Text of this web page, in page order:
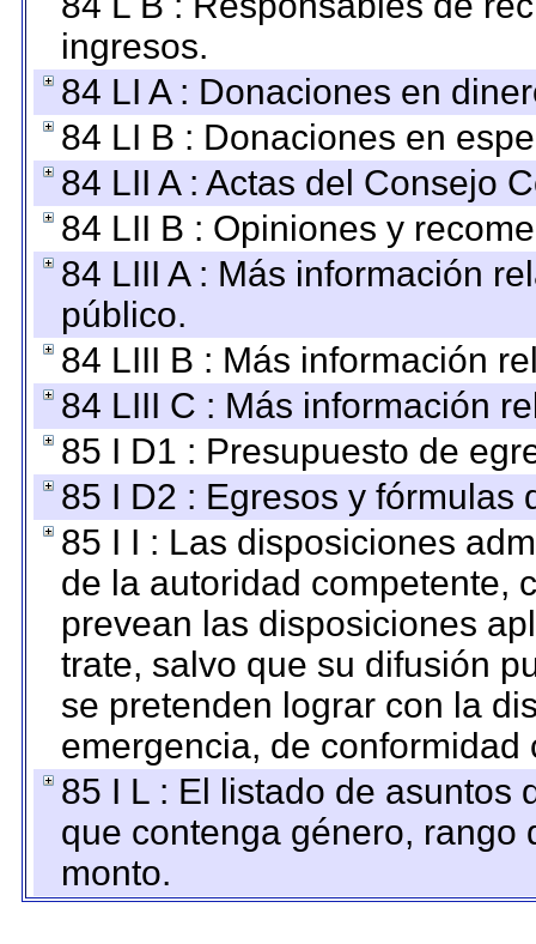
ingresos.
84 LI A : Donaciones en
84 LI B : Donaciones en
84 LII A : Actas del Consejo
84 LII B : Opiniones y
84 LIII A : Más información
público.
84 LIII B : Más información
84 LIII C : Más información
85 I D1 : Presupuesto de
85 I D2 : Egresos y fórmulas
85 I I : Las disposiciones
de la autoridad competente,
prevean las disposiciones
trate, salvo que su difusión
se pretenden lograr con la
emergencia, de
85 I L : El listado de asuntos
que contenga género, rango
monto.